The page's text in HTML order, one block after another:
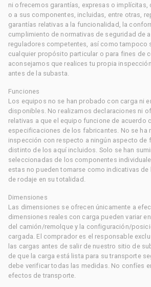
ni ofrecemos garantías, expresas o implícitas,
o a sus componentes, incluidas, entre otras,
garantías relativas a la funcionalidad, la
cumplimiento de normativas de seguridad de
reguladores competentes, así como tampoco
cualquier propósito particular o para fines de
aconsejamos que realices tu propia
antes de la subasta.
Funciones
Los equipos no se han probado con carga ni
disponibles. No realizamos declaraciones ni
relativas a que el equipo funcione de acuerdo
especificaciones de los fabricantes. No se ha
inspección con respecto a ningún aspecto de
distinto de los aquí incluidos. Solo se han
seleccionadas de los componentes
estas no pueden tomarse como indicativas
de rodaje en su totalidad.
Dimensiones
Las dimensiones se ofrecen únicamente a
dimensiones reales con carga pueden variar
del camión/remolque y la configuración/
cargada. El comprador es el responsable
las cargas antes de salir de nuestro sitio de
de que la carga está lista para su transporte
debe verificar todas las medidas. No confíes
efectos de transporte.